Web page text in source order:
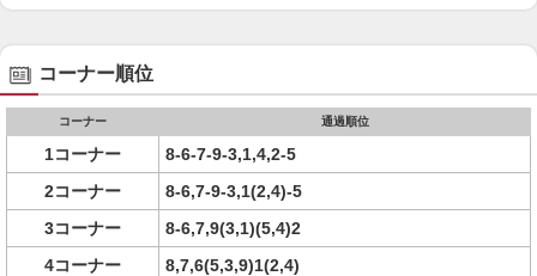
コーナー順位
コーナー 通過順位
1コーナー
8-6-7-9-3,1,4,2-5
2コーナー
8-6,7-9-3,1(2,4)-5
3コーナー
8-6,7,9(3,1)(5,4)2
4コーナー
8,7,6(5,3,9)1(2,4)